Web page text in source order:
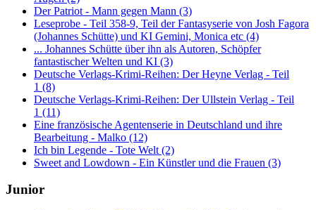
Der Patriot - Mann gegen Mann (3)
Leseprobe - Teil 358-9, Teil der Fantasyserie von Josh Fagora
(Johannes Schütte) und KI Gemini, Monica etc (4)
... Johannes Schütte über ihn als Autoren, Schöpfer
fantastischer Welten und KI (3)
Deutsche Verlags-Krimi-Reihen: Der Heyne Verlag - Teil
1 (8)
Deutsche Verlags-Krimi-Reihen: Der Ullstein Verlag - Teil
1 (11)
Eine französische Agentenserie in Deutschland und ihre
Bearbeitung - Malko (12)
Ich bin Legende - Tote Welt (2)
Sweet and Lowdown - Ein Künstler und die Frauen (3)
Junior